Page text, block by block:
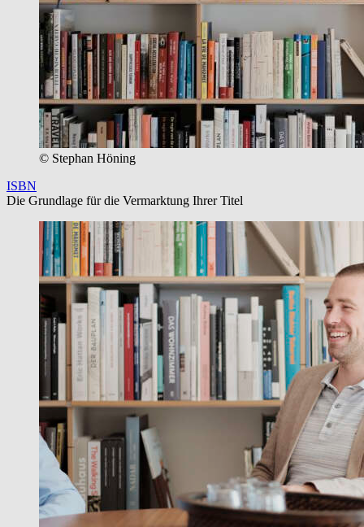
© Stephan Höning
ISBN
Die Grundlage für die Vermarktung Ihrer Titel